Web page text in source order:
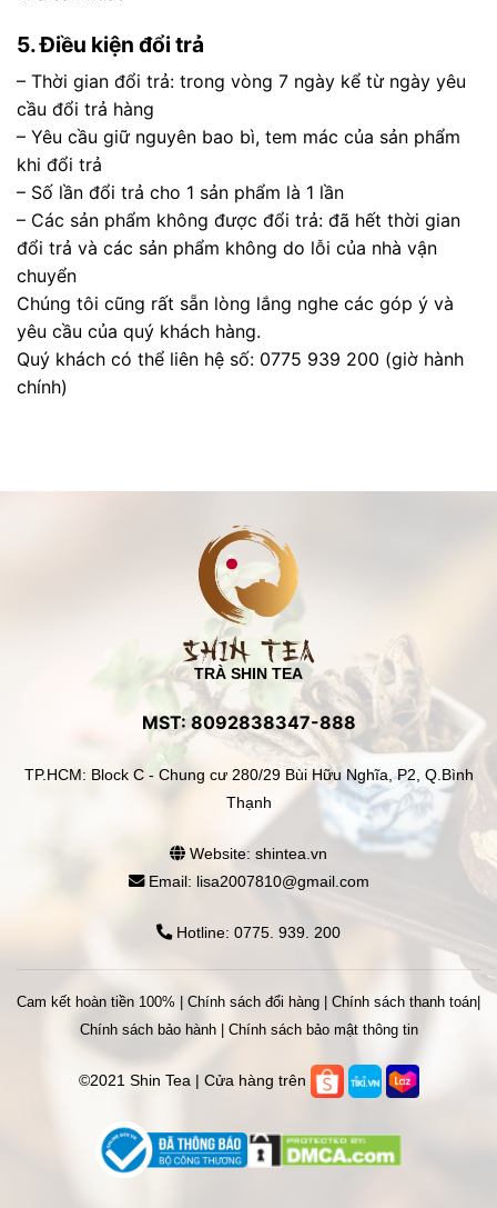
5. Điều kiện đổi trả
– Thời gian đổi trả: trong vòng 7 ngày kể từ ngày yêu
cầu đổi trả hàng
– Yêu cầu giữ nguyên bao bì, tem mác của sản phẩm
khi đổi trả
– Số lần đổi trả cho 1 sản phẩm là 1 lần
– Các sản phẩm không được đổi trả: đã hết thời gian
đổi trả và các sản phẩm không do lỗi của nhà vận
chuyển
Chúng tôi cũng rất sẵn lòng lắng nghe các góp ý và
yêu cầu của quý khách hàng.
Quý khách có thể liên hệ số: 0775 939 200 (giờ hành
chính)
TRÀ SHIN TEA
MST: 8092838347-888
TP.HCM: Block C - Chung cư 280/29 Bùi Hữu Nghĩa, P2, Q.Bình
Thạnh
Website: shintea.vn
Email: lisa2007810@gmail.com
Hotline: 0775. 939. 200
Cam kết hoàn tiền 100% Chính sách đổi hàng Chính sách thanh toán
Chính sách bảo hành| Chính sách bảo mật thông tin
©2021 Shin Tea | Cửa hàng trên